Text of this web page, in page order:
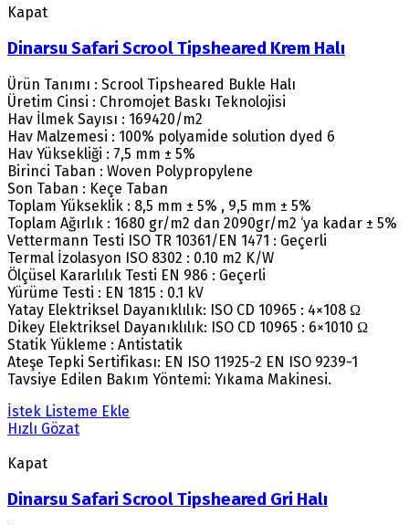
Kapat
Dinarsu Safari Scrool Tipsheared Krem Halı
Ürün Tanımı : Scrool Tipsheared Bukle Halı
Üretim Cinsi : Chromojet Baskı Teknolojisi
Hav İlmek Sayısı : 169420/m2
Hav Malzemesi : 100% polyamide solution dyed 6
Hav Yüksekliği : 7,5 mm ± 5%
Birinci Taban : Woven Polypropylene
Son Taban : Keçe Taban
Toplam Yükseklik : 8,5 mm ± 5% , 9,5 mm ± 5%
Toplam Ağırlık : 1680 gr/m2 dan 2090gr/m2 ‘ya kadar ± 5%
Vettermann Testi ISO TR 10361/EN 1471 : Geçerli
Termal İzolasyon ISO 8302 : 0.10 m2 K/W
Ölçüsel Kararlılık Testi EN 986 : Geçerli
Yürüme Testi : EN 1815 : 0.1 kV
Yatay Elektriksel Dayanıklılık: ISO CD 10965 : 4×108 Ω
Dikey Elektriksel Dayanıklılık: ISO CD 10965 : 6×1010 Ω
Statik Yükleme : Antistatik
Ateşe Tepki Sertifikası: EN ISO 11925-2 EN ISO 9239-1
Tavsiye Edilen Bakım Yöntemi: Yıkama Makinesi.
İstek Listeme Ekle
Hızlı Gözat
Kapat
Dinarsu Safari Scrool Tipsheared Gri Halı